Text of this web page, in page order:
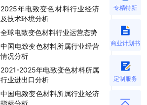
2025年电致变色材料行业经济
及技术环境分析
全球电致变色材料行业运营态势
中国电致变色材料所属行业经营
情况分析
2021-2025年电致变色材料所属
行业进出口分析
中国电致变色材料所属行业经济
专精特新
商业计划书
定制服务